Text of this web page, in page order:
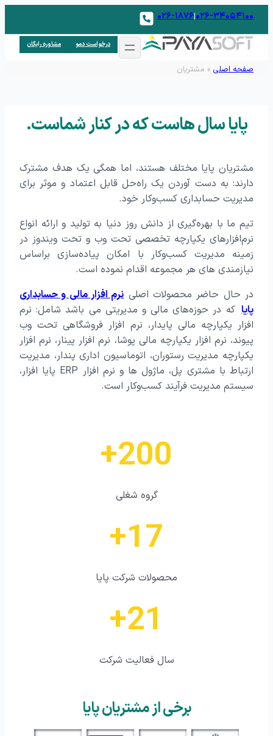
۰۲۶-۳۴۰۵۴۱۰۰۰۲۶-۱۸۷۶
درخواست دمو مشاوره رایگان
صفحه اصلی » مشتریان
پایا سال هاست که در کنار شماست.
مشتریان پایا مختلف هستند، اما همگی یک هدف مشترک
دارند: به دست آوردن یک راه‌حل قابل اعتماد و موثر برای
مدیریت حسابداری کسب‌وکار خود.
تیم ما با بهره‌گیری از دانش روز دنیا به تولید و ارائه انواع
نرم‌افزارهای یکپارچه تخصصی تحت وب و تحت ویندوز در
زمینه مدیریت کسب‌وکار با امکان پیاده‌سازی براساس
نیازمندی های هر مجموعه اقدام نموده است.
در حال حاضر محصولات اصلینرم افزار مالی و حسابداری
پایا که در حوزه‌های مالی و مدیریتی می باشد شامل: نرم
افزار یکپارچه مالی پایدار، نرم افزار فروشگاهی تحت وب
پیوند، نرم افزار یکپارچه مالی پوشا، نرم افزار پینار، نرم افزار
یکپارچه مدیریت رستوران، اتوماسیون اداری پندار، مدیریت
ارتباط با مشتری پل، ماژول ها و نرم افزار ERP پایا افزار،
سیستم مدیریت فرآیند کسب‌وکار است.
200
+
گروه شغلی
17
+
محصولات شرکت پایا
21
+
سال فعالیت شرکت
برخی از مشتریان پایا